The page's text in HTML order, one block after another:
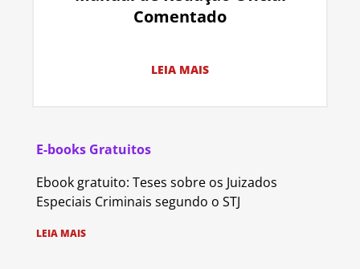
Comentado
LEIA MAIS
E-books Gratuitos
Ebook gratuito: Teses sobre os Juizados
Especiais Criminais segundo o STJ
LEIA MAIS